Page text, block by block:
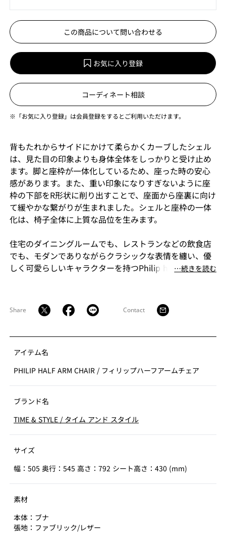
この商品について問い合わせる
お気に入り登録
コーディネート相談
※「お気に入り登録」は会員登録をするとご利用いただけます。
背もたれからサイドにかけて柔らかくカーブしたシェル
は、見た目の印象よりも身体全体をしっかりと受け止め
ます。脚と座枠が一体化しているため、座った時の安心
感があります。また、重い印象になりすぎないように座
枠の下部をR形状に削り出すことで、座面から座裏に向け
て緩やかな繋がりが生まれました。シェルと座枠の一体
化は、椅子全体に上質な品位を生みます。
住宅のダイニングルームでも、レストランなどの飲食店
でも、モダンでありながらクラシックな表情を纏い、優
しく可愛らしいキャラクターを持つPhilip half arm chair
⋯続きを読む
Share Contact
アイテム名
PHILIP HALF ARM CHAIR / フィリップハーフアームチェア
ブランド名
TIME & STYLE / タイム アンド スタイル
サイズ
幅：505 奥行：545 高さ：792 シート高さ：430 (mm)
素材
本体：ブナ
張地：ファブリック/レザー